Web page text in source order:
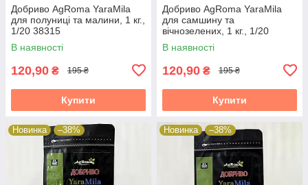
Добриво AgRoma YaraMila
для полуниці та малини, 1 кг.,
1/20 38315
В наявності
120,90 ₴ 195 ₴
Купити
Добриво AgRoma YaraMila
для самшину та
вічнозелених, 1 кг., 1/20
38315
В наявності
120,90 ₴ 195 ₴
Купити
Новинка –38% Новинка –38%